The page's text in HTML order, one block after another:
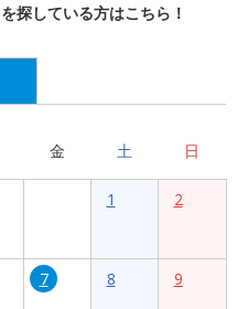
探している方はこちら！
金 土 日
1 2
7 8 9